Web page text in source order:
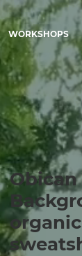
WORKSHOPS
Obican